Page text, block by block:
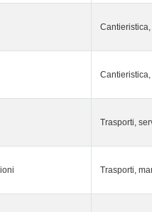
Trasporti,
Trasporti,